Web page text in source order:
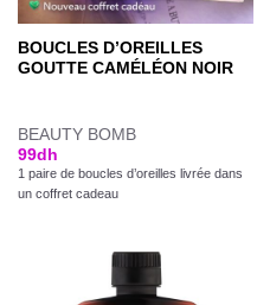
BOUCLES D’OREILLES
GOUTTE CAMÉLÉON NOIR
BEAUTY BOMB
99dh
1 paire de boucles d’oreilles livrée dans
un coffret cadeau